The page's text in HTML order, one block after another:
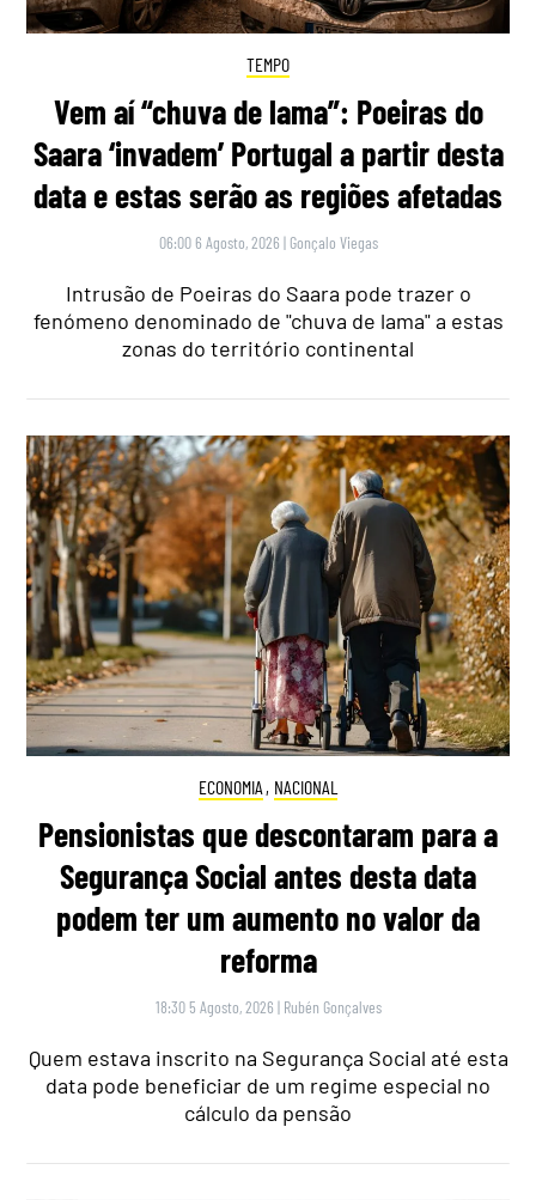
TEMPO
Vem aí “chuva de lama”: Poeiras do
Saara ‘invadem’ Portugal a partir desta
data e estas serão as regiões afetadas
06:00 6 Agosto, 2026 | Gonçalo Viegas
Intrusão de Poeiras do Saara pode trazer o
fenómeno denominado de "chuva de lama" a estas
zonas do território continental
ECONOMIA , NACIONAL
Pensionistas que descontaram para a
Segurança Social antes desta data
podem ter um aumento no valor da
reforma
18:30 5 Agosto, 2026 | Rubén Gonçalves
Quem estava inscrito na Segurança Social até esta
data pode beneficiar de um regime especial no
cálculo da pensão